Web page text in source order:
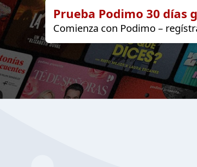
Prueba Podimo 30 días
Comienza con Podimo –